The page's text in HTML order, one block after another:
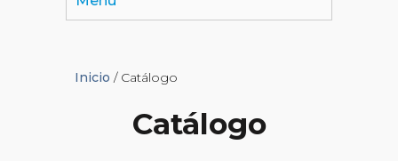
Inicio / Catálogo
Catálogo